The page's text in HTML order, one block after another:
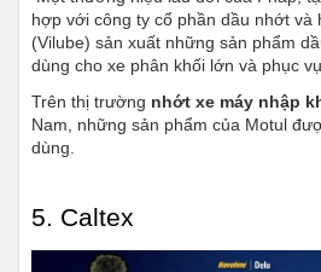
hợp với công ty cổ phần dầu nhớt và
(Vilube) sản xuất những sản phẩm
dùng cho xe phân khối lớn và phục
Trên thị trường nhớt xe máy nhập
Nam, những sản phẩm của Motul
dùng.
5. Caltex